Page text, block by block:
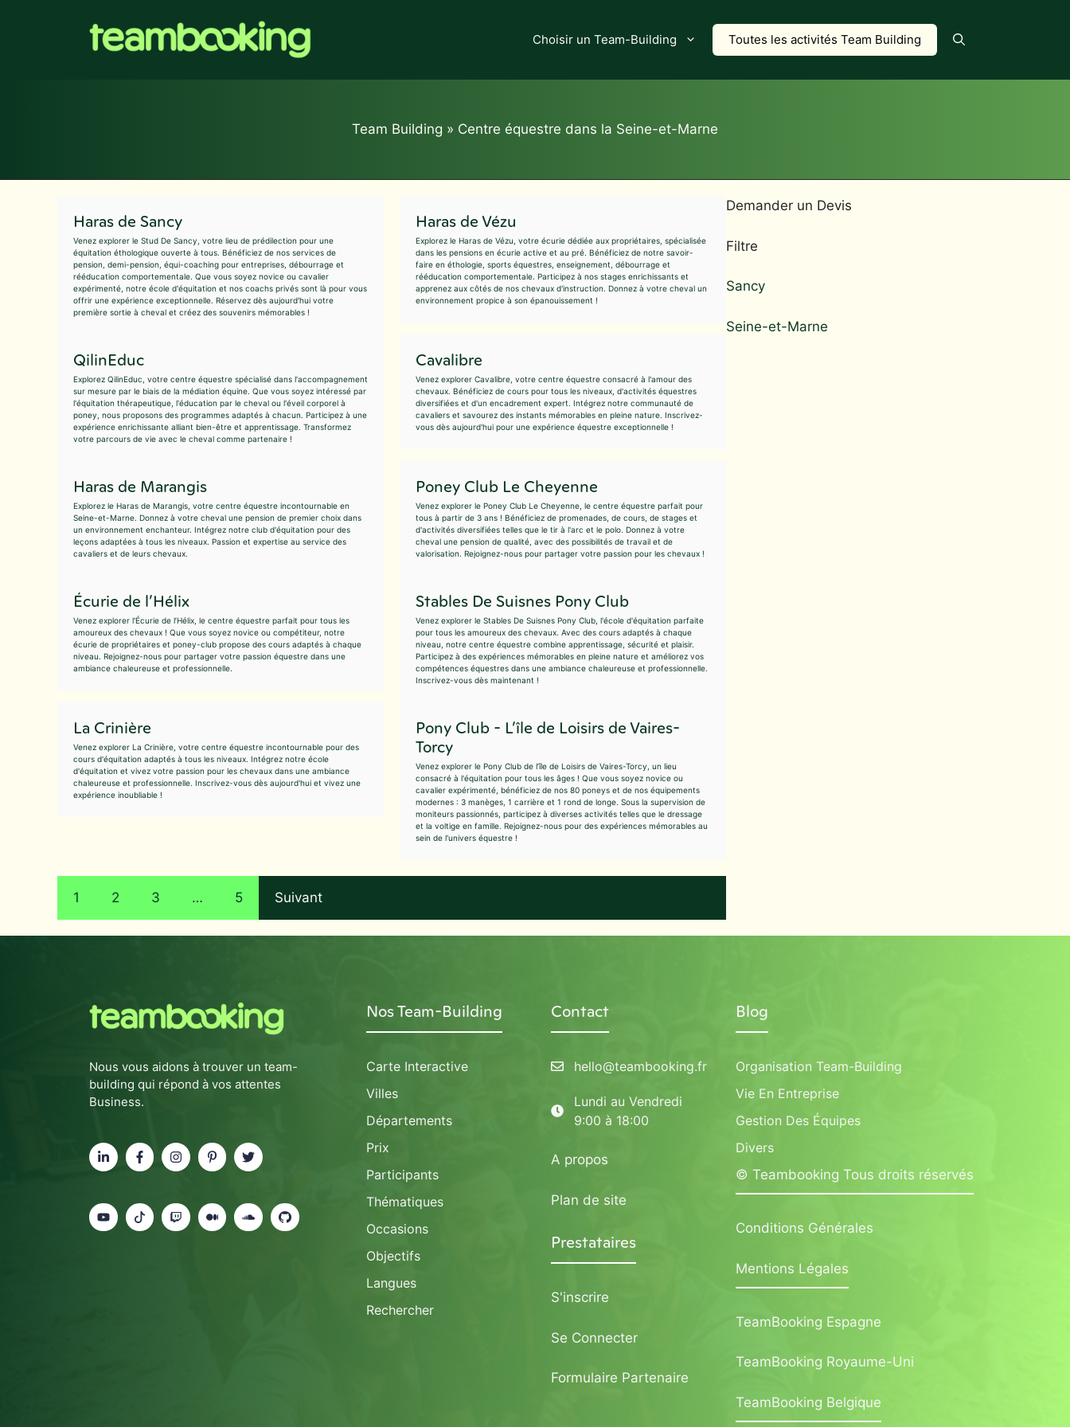
Choisir un Team-Building Toutes les activités Team Building
Team Building » Centre équestre dans la Seine-et-Marne
Haras de Sancy
Venez explorer le Stud De Sancy, votre lieu de prédilection pour une
équitation éthologique ouverte à tous. Bénéficiez de nos services de
pension, demi-pension, équi-coaching pour entreprises, débourrage et
rééducation comportementale. Que vous soyez novice ou cavalier
expérimenté, notre école d'équitation et nos coachs privés sont là pour vous
offrir une expérience exceptionnelle. Réservez dès aujourd'hui votre
première sortie à cheval et créez des souvenirs mémorables !
Haras de Vézu
Explorez le Haras de Vézu, votre écurie dédiée aux propriétaires, spécialisée
dans les pensions en écurie active et au pré. Bénéficiez de notre savoir-
faire en éthologie, sports équestres, enseignement, débourrage et
rééducation comportementale. Participez à nos stages enrichissants et
apprenez aux côtés de nos chevaux d'instruction. Donnez à votre cheval un
environnement propice à son épanouissement !
QilinEduc
Explorez QilinEduc, votre centre équestre spécialisé dans l'accompagnement
sur mesure par le biais de la médiation équine. Que vous soyez intéressé par
l'équitation thérapeutique, l'éducation par le cheval ou l'éveil corporel à
poney, nous proposons des programmes adaptés à chacun. Participez à une
expérience enrichissante alliant bien-être et apprentissage. Transformez
votre parcours de vie avec le cheval comme partenaire !
Cavalibre
Venez explorer Cavalibre, votre centre équestre consacré à l'amour des
chevaux. Bénéficiez de cours pour tous les niveaux, d'activités équestres
diversifiées et d'un encadrement expert. Intégrez notre communauté de
cavaliers et savourez des instants mémorables en pleine nature. Inscrivez-
vous dès aujourd'hui pour une expérience équestre exceptionnelle !
Haras de Marangis
Explorez le Haras de Marangis, votre centre équestre incontournable en
Seine-et-Marne. Donnez à votre cheval une pension de premier choix dans
un environnement enchanteur. Intégrez notre club d'équitation pour des
leçons adaptées à tous les niveaux. Passion et expertise au service des
cavaliers et de leurs chevaux.
Poney Club Le Cheyenne
Venez explorer le Poney Club Le Cheyenne, le centre équestre parfait pour
tous à partir de 3 ans ! Bénéficiez de promenades, de cours, de stages et
d'activités diversifiées telles que le tir à l'arc et le polo. Donnez à votre
cheval une pension de qualité, avec des possibilités de travail et de
valorisation. Rejoignez-nous pour partager votre passion pour les chevaux !
Écurie de l’Hélix
Venez explorer l'Écurie de l’Hélix, le centre équestre parfait pour tous les
amoureux des chevaux ! Que vous soyez novice ou compétiteur, notre
écurie de propriétaires et poney-club propose des cours adaptés à chaque
niveau. Rejoignez-nous pour partager votre passion équestre dans une
ambiance chaleureuse et professionnelle.
Stables De Suisnes Pony Club
Venez explorer le Stables De Suisnes Pony Club, l'école d'équitation parfaite
pour tous les amoureux des chevaux. Avec des cours adaptés à chaque
niveau, notre centre équestre combine apprentissage, sécurité et plaisir.
Participez à des expériences mémorables en pleine nature et améliorez vos
compétences équestres dans une ambiance chaleureuse et professionnelle.
Inscrivez-vous dès maintenant !
La Crinière
Venez explorer La Crinière, votre centre équestre incontournable pour des
cours d'équitation adaptés à tous les niveaux. Intégrez notre école
d'équitation et vivez votre passion pour les chevaux dans une ambiance
chaleureuse et professionnelle. Inscrivez-vous dès aujourd'hui et vivez une
expérience inoubliable !
Pony Club - L’île de Loisirs de Vaires-
Torcy
Venez explorer le Pony Club de l’île de Loisirs de Vaires-Torcy, un lieu
consacré à l'équitation pour tous les âges ! Que vous soyez novice ou
cavalier expérimenté, bénéficiez de nos 80 poneys et de nos équipements
modernes : 3 manèges, 1 carrière et 1 rond de longe. Sous la supervision de
moniteurs passionnés, participez à diverses activités telles que le dressage
et la voltige en famille. Rejoignez-nous pour des expériences mémorables au
sein de l'univers équestre !
1 2 3 … 5 Suivant
Demander un Devis
Filtre
Sancy
Seine-et-Marne
Nous vous aidons à trouver un team-
building qui répond à vos attentes
Business.
Nos Team-Building
Carte Interactive
Villes
Départements
Prix
Participants
Thématiques
Occasions
Objectifs
Langues
Rechercher
Contact
hello@teambooking.fr
Lundi au Vendredi
9:00 à 18:00
A propos
Plan de site
Prestataires
S'inscrire
Se Connecter
Formulaire Partenaire
Blog
Organisation Team-Building
Vie En Entreprise
Gestion Des Équipes
Divers
© Teambooking Tous droits réservés
Conditions Générales
Mentions Légales
TeamBooking Espagne
TeamBooking Royaume-Uni
TeamBooking Belgique